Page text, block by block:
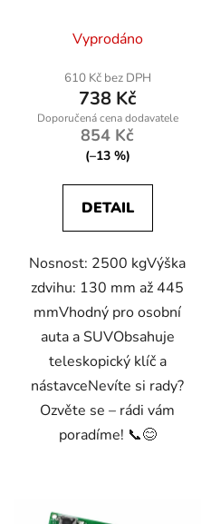
hodnocení
produktu
je
5,0
z
Vyprodáno
610 Kč bez DPH
738 Kč
854 Kč
(–13 %)
DETAIL
Nosnost: 2500 kgVýška
zdvihu: 130 mm až 445
mmVhodný pro osobní
auta a SUVObsahuje
teleskopický klíč a
nástavceNevíte si rady?
Ozvěte se – rádi vám
poradíme! 📞😊